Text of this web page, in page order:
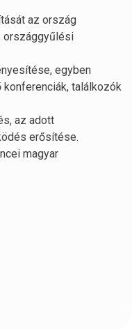
az ország
országgyűlési
egyben
találkozók
az adott
erősítése.
magyar